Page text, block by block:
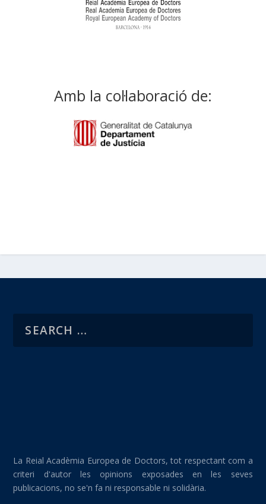
Amb la col·laboració de:
La Reial Acadèmia Europea de Doctors, tot respectant com a
criteri d'autor les opinions exposades en les seves
publicacions, no se'n fa ni responsable ni solidària.